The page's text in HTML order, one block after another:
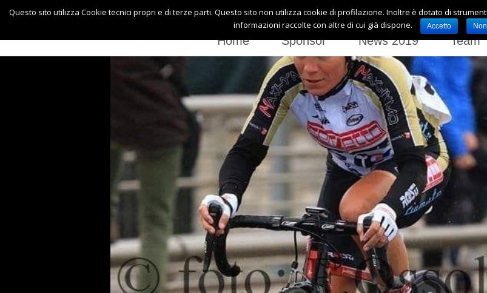
Home Sponsor News 2019 Team
Questo sito utilizza Cookie tecnici propri e di terze parti. Questo sito non utilizza cookie di profilazione. Inoltre è dotato di
informazioni raccolte con altre di cui già dispone.
Accetto